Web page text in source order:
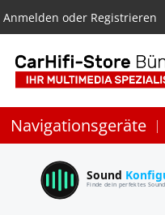
Anmelden oder Registrieren
Navigationsgeräte
Sound
Finde dein perfektes